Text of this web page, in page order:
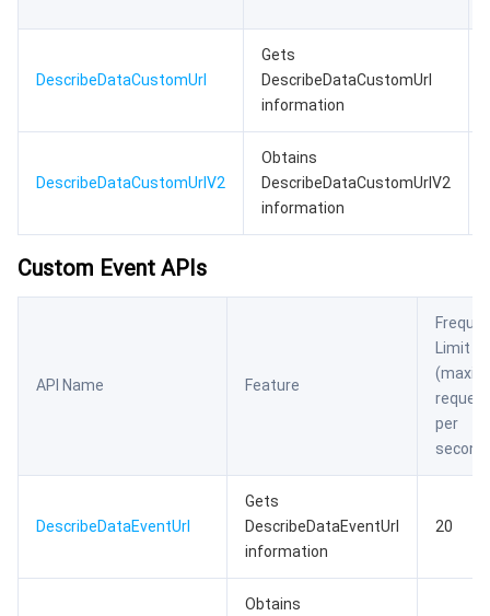
DescribeDataCustomUrl
Gets
DescribeDataCustomUrl
information
DescribeDataCustomUrlV2
Obtains
DescribeDataCustomUrlV2
information
Custom Event APIs
API Name Feature
Limit
per
DescribeDataEventUrl
Gets
DescribeDataEventUrl
information
20
Obtains